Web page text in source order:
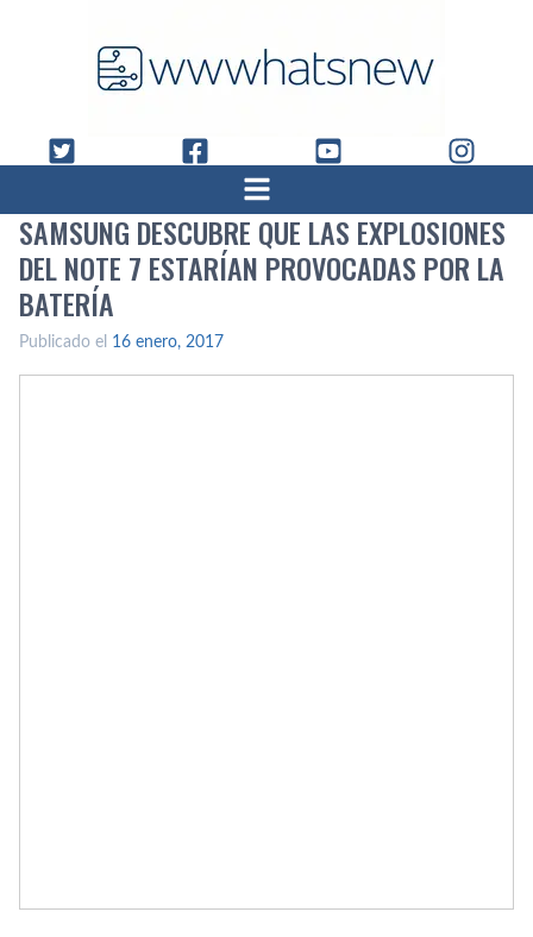
SAMSUNG DESCUBRE QUE LAS EXPLOSIONES
DEL NOTE 7 ESTARÍ­AN PROVOCADAS POR LA
BATERÍ­A
Publicado el 16 enero, 2017